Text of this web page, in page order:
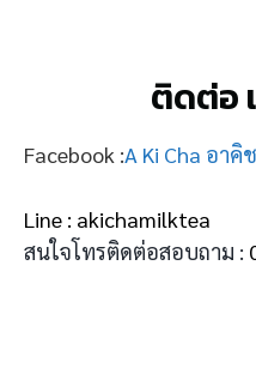
ติดต่อ
Facebook :A Ki Cha อา
Line : akichamilktea
สนใจโทรติดต่อสอบถาม :